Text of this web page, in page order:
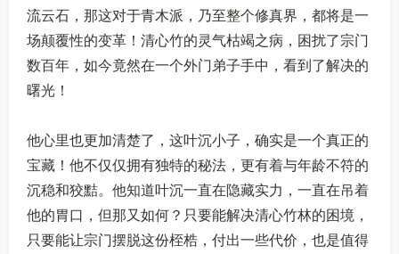
流云石，那这对于青木派，乃至整个修真界，都将是一
场颠覆性的变革！清心竹的灵气枯竭之病，困扰了宗门
数百年，如今竟然在一个外门弟子手中，看到了解决的
曙光！
他心里也更加清楚了，这叶沉小子，确实是一个真正的
宝藏！他不仅仅拥有独特的秘法，更有着与年龄不符的
沉稳和狡黠。他知道叶沉一直在隐藏实力，一直在吊着
他的胃口，但那又如何？只要能解决清心竹林的困境，
只要能让宗门摆脱这份桎梏，付出一些代价，也是值得